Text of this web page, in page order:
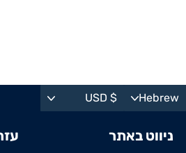
$ USD
Hebrew
ניווט באתר